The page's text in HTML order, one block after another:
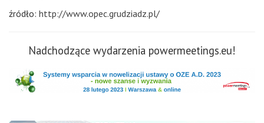
źródło: http://www.opec.grudziadz.pl/
Nadchodzące wydarzenia powermeetings.eu!